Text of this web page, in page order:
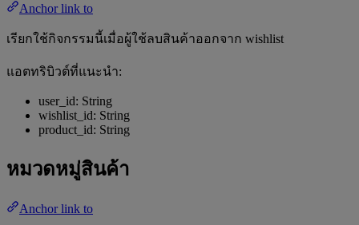
Anchor link to
เรียกใช้กิจกรรมนี้เมื่อผู้ใช้ลบสินค้าออกจาก wishlist
แอตทริบิวต์ที่แนะนำ:
user_id: String
wishlist_id: String
product_id: String
หมวดหมู่สินค้า
Anchor link to